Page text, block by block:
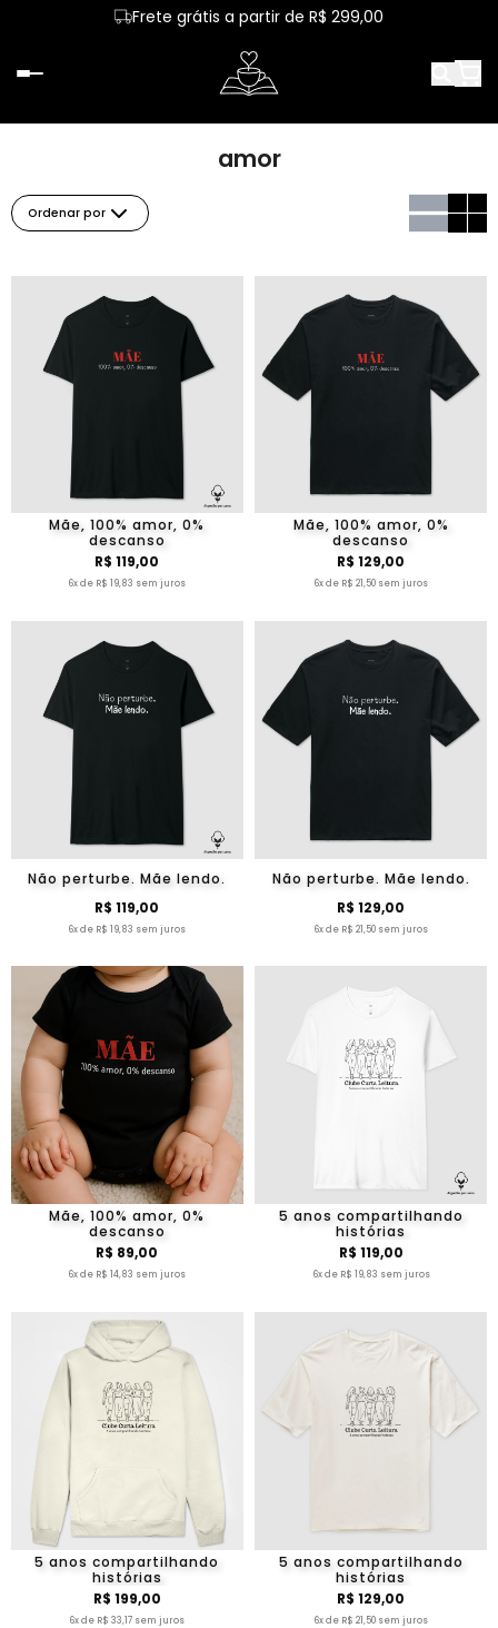
Frete grátis a partir de R$ 299,00
amor
Ordenar por
Mãe, 100% amor, 0%
descanso
R$ 119,00
6x de R$ 19,83 sem juros
Mãe, 100% amor, 0%
descanso
R$ 129,00
6x de R$ 21,50 sem juros
Não perturbe. Mãe lendo.
R$ 119,00
6x de R$ 19,83 sem juros
Não perturbe. Mãe lendo.
R$ 129,00
6x de R$ 21,50 sem juros
Mãe, 100% amor, 0%
descanso
R$ 89,00
6x de R$ 14,83 sem juros
5 anos compartilhando
histórias
R$ 119,00
6x de R$ 19,83 sem juros
5 anos compartilhando
histórias
R$ 199,00
6x de R$ 33,17 sem juros
5 anos compartilhando
histórias
R$ 129,00
6x de R$ 21,50 sem juros